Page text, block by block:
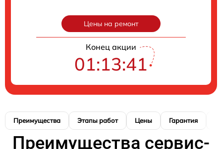
Цены на ремонт
Конец акции
01:13:40
Преимущества Этапы работ Цены Гарантия
Преимущества сервис-